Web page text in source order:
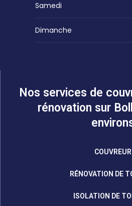
Samedi
Dimanche
Nos services de
rénovation sur
COUVREUR
RÉNOVATION DE
ISOLATION DE